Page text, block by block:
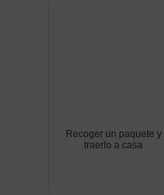
Recoger un paquete y
traerlo a casa